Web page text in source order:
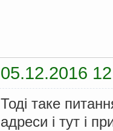
05.12.2016
Тоді таке
адреси і тут і